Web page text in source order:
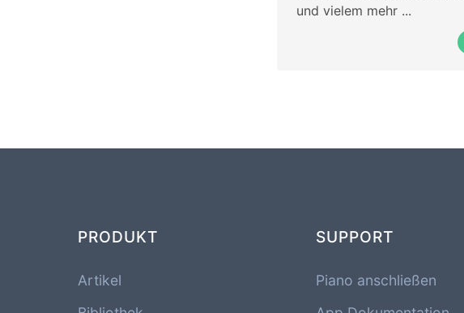
und vielem mehr ...
PRODUKT
Artikel
SUPPORT
Piano anschließen